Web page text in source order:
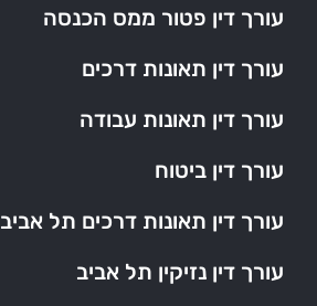
עורך דין פטור ממס הכנסה
עורך דין תאונות דרכים
עורך דין תאונות עבודה
עורך דין ביטוח
עורך דין תאונות דרכים תל אביב
עורך דין נזיקין תל אביב